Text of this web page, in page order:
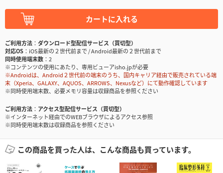
カートに入れる
ご利用方法
ダウンロード型配信サービス（買切型）
対応OS
iOS最新の２世代前まで / Android最新の２世代前まで
同時使用端末数
2
※コンテンツの使用にあたり、専用ビューアisho.jpが必要
※Androidは、Android２世代前の端末のうち、国内キャリア経由で販売されている端
末（Xperia、GALAXY、AQUOS、ARROWS、Nexusなど）にて動作確認しています
※同時使用端末数、必要メモリ容量は収録商品を参照ください
ご利用方法
アクセス型配信サービス（買切型）
※インターネット経由でのWEBブラウザによるアクセス参照
※同時使用端末数は収録商品を参照ください
この商品を買った人は、こんな商品も買っています。